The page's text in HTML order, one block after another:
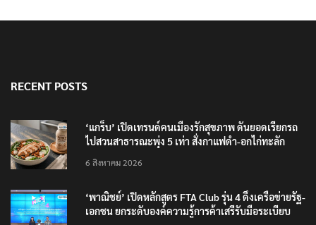
RECENT POSTS
‘แกร็บ’ เปิดเทรนด์คนเมืองรักสุขภาพ ดันยอดเรียกรถ
ไปสวนสาธารณะพุ่ง 5 เท่า สั่งกาแฟดำ-อกไก่ทะลัก
6 สิงหาคม 2026
‘พาณิชย์’ เปิดหลักสูตร FTA Club รุ่น 4 ดึงเครือข่ายรัฐ-
เอกชน ยกระดับองค์ความรู้การค้าเสรีรับมือระเบียบ